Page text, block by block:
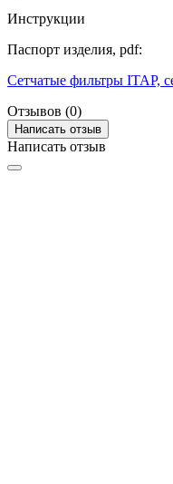
Инструкции
Паспорт изделия, pdf:
Сетчатые фильтры ITAP,
Отзывов (0)
Написать отзыв
Написать отзыв